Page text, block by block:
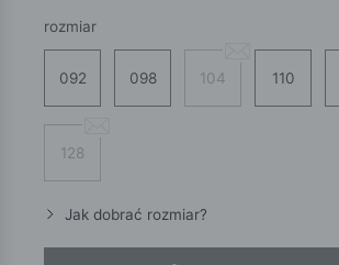
rozmiar
092 098 104 110
128
Jak dobrać rozmiar?